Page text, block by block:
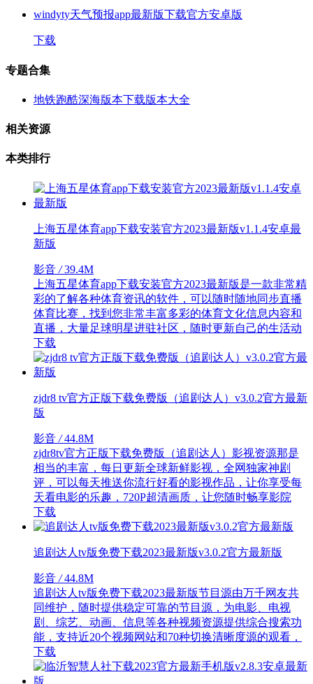
windyty天气预报app最新版下载官方安卓版
下载
专题合集
地铁跑酷深海版本下载版本大全
相关资源
本类排行
上海五星体育app下载安装官方2023最新版v1.1.4安卓最
新版
影音 /39.4M
上海五星体育app下载安装官方2023最新版是一款非常精
彩的了解各种体育资讯的软件，可以随时随地同步直播
体育比赛，找到您非常丰富多彩的体育文化信息内容和
直播，大量足球明星进驻社区，随时更新自己的生活动
下载
zjdr8 tv官方正版下载免费版（追剧达人）v3.0.2官方最新
版
影音 /44.8M
zjdr8tv官方正版下载免费版（追剧达人）影视资源那是
相当的丰富，每日更新全球新鲜影视，全网独家神剧
评，可以每天推送你流行好看的影视作品，让你享受每
天看电影的乐趣，720P超清画质，让您随时畅享影院
下载
追剧达人tv版免费下载2023最新版v3.0.2官方最新版
影音 /44.8M
追剧达人tv版免费下载2023最新版节目源由万千网友共
同维护，随时提供稳定可靠的节目源，为电影、电视
剧、综艺、动画、信息等各种视频资源提供综合搜索功
能，支持近20个视频网站和70种切换清晰度源的观看，
下载